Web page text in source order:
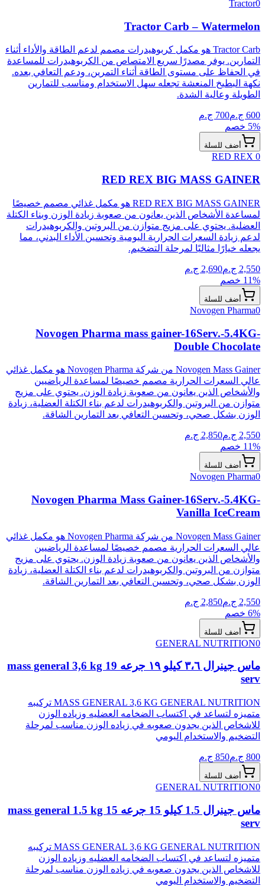
Tractor0
Tractor Carb – Watermelon
Tractor Carb هو مكمل كربوهيدرات مصمم لدعم الطاقة والأداء أثناء
التمارين. يوفر مصدرًا سريع الامتصاص من الكربوهيدرات للمساعدة
في الحفاظ على مستوى الطاقة أثناء التمرين، ودعم التعافي بعده.
نكهة البطيخ المنعشة تجعله سهل الاستخدام ومناسب للتمارين
الطويلة وعالية الشدة.
600 ج.م700 ج.م
5% خصم
أضف للسلة
RED REX 0
RED REX BIG MASS GAINER
RED REX BIG MASS GAINER هو مكمل غذائي مصمم خصيصًا
لمساعدة الأشخاص الذين يعانون من صعوبة زيادة الوزن وبناء الكتلة
العضلية. يحتوي على مزيج متوازن من البروتين والكربوهيدرات
لدعم زيادة السعرات الحرارية اليومية وتحسين الأداء البدني، مما
يجعله خيارًا مثاليًا لمرحلة التضخيم.
2,550 ج.م2,690 ج.م
11% خصم
أضف للسلة
Novogen Pharma0
Novogen Pharma mass gainer-16Serv.-5.4KG-
Double Chocolate
Novogen Mass Gainer من شركة Novogen Pharma هو مكمل غذائي
عالي السعرات الحرارية مصمم خصيصًا لمساعدة الرياضيين
والأشخاص الذين يعانون من صعوبة زيادة الوزن. يحتوي على مزيج
متوازن من البروتين والكربوهيدرات لدعم بناء الكتلة العضلية، زيادة
الوزن بشكل صحي، وتحسين التعافي بعد التمارين الشاقة.
2,550 ج.م2,850 ج.م
11% خصم
أضف للسلة
Novogen Pharma0
Novogen Pharma Mass Gainer-16Serv.-5.4KG-
Vanilla IceCream
Novogen Mass Gainer من شركة Novogen Pharma هو مكمل غذائي
عالي السعرات الحرارية مصمم خصيصًا لمساعدة الرياضيين
والأشخاص الذين يعانون من صعوبة زيادة الوزن. يحتوي على مزيج
متوازن من البروتين والكربوهيدرات لدعم بناء الكتلة العضلية، زيادة
الوزن بشكل صحي، وتحسين التعافي بعد التمارين الشاقة.
2,550 ج.م2,850 ج.م
6% خصم
أضف للسلة
GENERAL NUTRITION0
ماس جينرال ٣،٦ كيلو ١٩ جرعه mass general 3,6 kg 19
serv
MASS GENERAL 3,6 KG GENERAL NUTRITION تركيبه
متميزه لتساعد في اكتساب الضخامه العضليه وزياده الوزن
للاشخاص الذين يجدون صعوبه في زياده الوزن مناسب لمرحلة
التضخيم والاستخدام اليومي
800 ج.م850 ج.م
أضف للسلة
GENERAL NUTRITION0
ماس جينرال 1.5 كيلو 15 جرعه mass general 1.5 kg 15
serv
MASS GENERAL 3,6 KG GENERAL NUTRITION تركيبه
متميزه لتساعد في اكتساب الضخامه العضليه وزياده الوزن
للاشخاص الذين يجدون صعوبه في زياده الوزن مناسب لمرحلة
التضخيم والاستخدام اليومي